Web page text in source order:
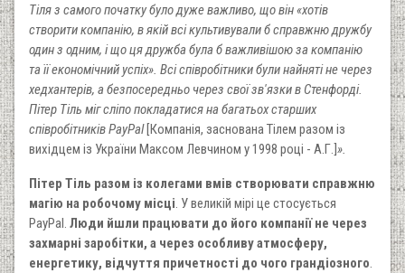
Тіля з самого початку було дуже важливо, що він «хотів
створити компанію, в якій всі культивували б справжню дружбу
один з одним, і що ця дружба була б важливішою за компанію
та її економічний успіх». Всі співробітники були найняті не через
хедхантерів, а безпосередньо через свої зв'язки в Стенфорді.
Пітер Тіль міг сліпо покладатися на багатьох старших
співробітників PayPal [Компанія, заснована Тілем разом із
вихідцем із України Максом Левчином у 1998 році - А.Г.]».
Пітер Тіль разом із колегами вмів створювати справжню
магію на робочому місці. У великій мірі це стосується
PayPal. Люди йшли працювати до його компанії не через
захмарні заробітки, а через особливу атмосферу,
енергетику, відчуття причетності до чого грандіозного.